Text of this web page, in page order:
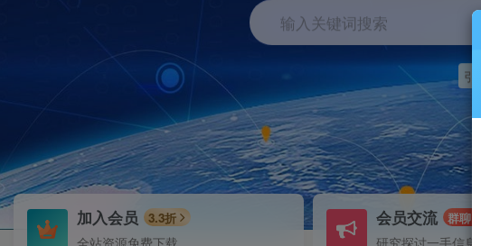
输入关键词搜索
引流
加入会员 3.3折
全站资源免费下载
会员交流 群聊
研究探讨一手信息